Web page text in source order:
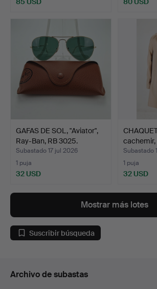
GAFAS DE SOL, "Aviator",
Ray-Ban, RB 3025.
Subastado 17 jul 2026
1 puja
32 USD
cachemir,
Subastado
1 puja
32 USD
Mostrar más lotes
Suscribir búsqueda
Archivo de subastas